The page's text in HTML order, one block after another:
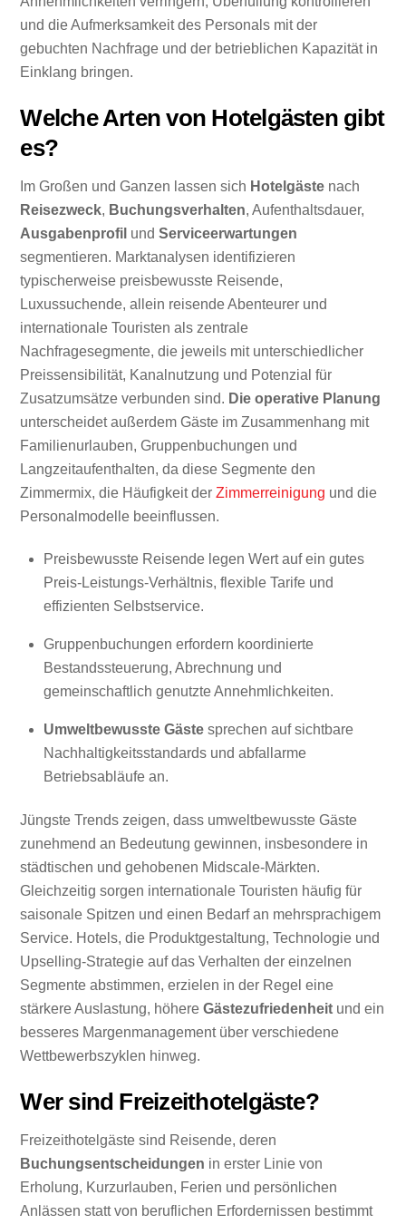
und die Aufmerksamkeit des Personals mit der
gebuchten Nachfrage und der betrieblichen Kapazität in
Einklang bringen.
Welche Arten von Hotelgästen gibt
es?
Im Großen und Ganzen lassen sich Hotelgäste nach
Reisezweck, Buchungsverhalten, Aufenthaltsdauer,
Ausgabenprofil undServiceerwartungen
segmentieren. Marktanalysen identifizieren
typischerweise preisbewusste Reisende,
Luxussuchende, allein reisende Abenteurer und
internationale Touristen als zentrale
Nachfragesegmente, die jeweils mit unterschiedlicher
Preissensibilität, Kanalnutzung und Potenzial für
Zusatzumsätze verbunden sind. Die operative Planung
unterscheidet außerdem Gäste im Zusammenhang mit
Familienurlauben, Gruppenbuchungen und
Langzeitaufenthalten, da diese Segmente den
Zimmermix, die Häufigkeit derZimmerreinigung und die
Personalmodelle beeinflussen.
Preisbewusste Reisende legen Wert auf ein gutes
Preis-Leistungs-Verhältnis, flexible Tarife und
effizienten Selbstservice.
Gruppenbuchungen erfordern koordinierte
Bestandssteuerung, Abrechnung und
gemeinschaftlich genutzte Annehmlichkeiten.
Umweltbewusste Gäste sprechen auf sichtbare
Nachhaltigkeitsstandards und abfallarme
Betriebsabläufe an.
Jüngste Trends zeigen, dass umweltbewusste Gäste
zunehmend an Bedeutung gewinnen, insbesondere in
städtischen und gehobenen Midscale-Märkten.
Gleichzeitig sorgen internationale Touristen häufig für
saisonale Spitzen und einen Bedarf an mehrsprachigem
Service. Hotels, die Produktgestaltung, Technologie und
Upselling-Strategie auf das Verhalten der einzelnen
Segmente abstimmen, erzielen in der Regel eine
stärkere Auslastung, höhereGästezufriedenheit und ein
besseres Margenmanagement über verschiedene
Wettbewerbszyklen hinweg.
Wer sind Freizeithotelgäste?
Freizeithotelgäste sind Reisende, deren
Buchungsentscheidungen in erster Linie von
Erholung, Kurzurlauben, Ferien und persönlichen
Anlässen statt von beruflichen Erfordernissen bestimmt